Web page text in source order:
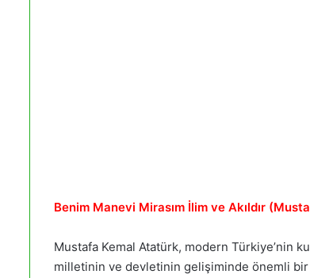
Benim Manevi Mirasım İlim ve Akıldır
Mustafa Kemal Atatürk, modern Türkiye’nin
milletinin ve devletinin gelişiminde önemli bir